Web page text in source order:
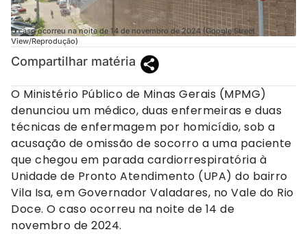
O caso ocorreu na noite de 14 de novembro de 2024 (Google Street
View/Reprodução)
Compartilhar matéria
O Ministério Público de Minas Gerais (MPMG)
denunciou um médico, duas enfermeiras e duas
técnicas de enfermagem por homicídio, sob a
acusação de omissão de socorro a uma paciente
que chegou em parada cardiorrespiratória à
Unidade de Pronto Atendimento (UPA) do bairro
Vila Isa, em Governador Valadares, no Vale do Rio
Doce. O caso ocorreu na noite de 14 de
novembro de 2024.